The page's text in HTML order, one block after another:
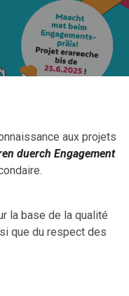
aux projets
duerch Engagement
la base de la qualité
que du respect des